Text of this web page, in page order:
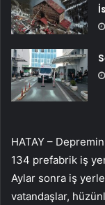
HATAY –
134 prefabrik iş
Aylar sonra iş
vatandaşlar,